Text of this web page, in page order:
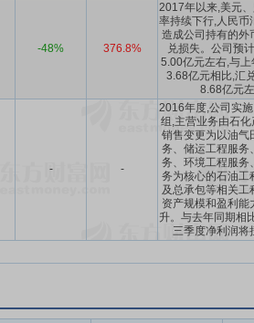
-48% 376.8%
2017年以来,美元
率持续下行,人民币
造成公司持有的外
兑损失。公司预
5.00亿元左右,与上
3.68亿元相比,汇
8.68亿元左
- -
2016年度,公司实
组,主营业务由石
销售变更为以油气
务、储运工程服务
务、环境工程服务
务为核心的石油工
及总承包等相关工
资产规模和盈利能
升。与去年同期相
三季度净利润将